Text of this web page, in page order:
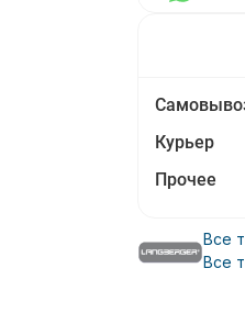
Курьер
Прочее
Все
Все